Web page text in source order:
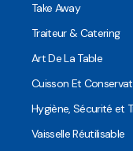
Take Away
Traiteur & Catering
Art De La Table
Cuisson Et
Hygiène, Sécurité et
Vaisselle Réutilisable